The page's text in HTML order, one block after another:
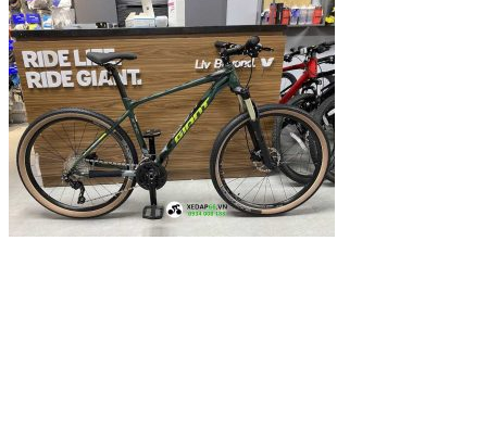
Giỏ hàng
Chưa có sản phẩm trong giỏ hàng.